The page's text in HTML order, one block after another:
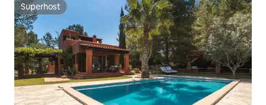
Superhost
Superhost